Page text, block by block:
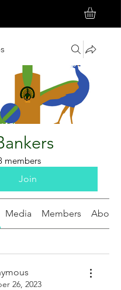
members
Join
Media Members About
26, 2023